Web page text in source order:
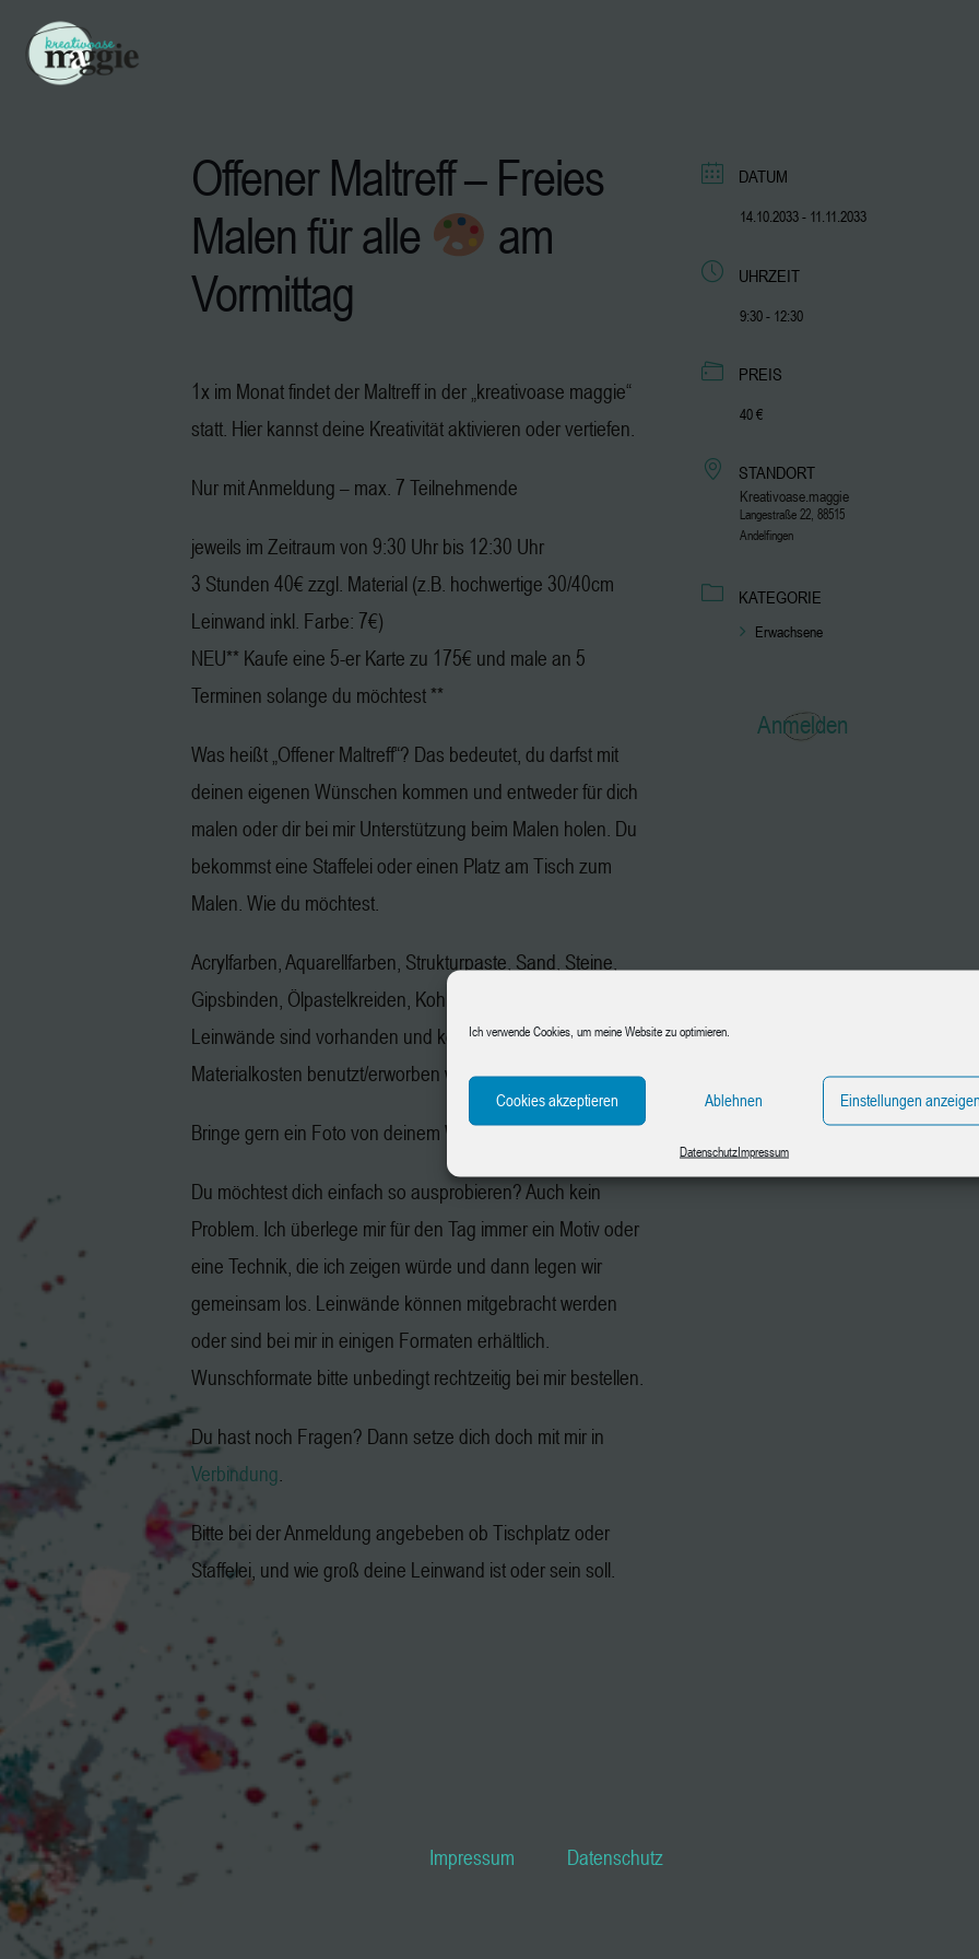
Ich verwende Cookies, um meine Website zu optimieren.
Cookies akzeptieren Ablehnen Einstellungen
DatenschutzImpressum
Offener Maltreff – Freies
Malen für alle
am
Vormittag
1x im Monat findet der Maltreff in der „kreativoase maggie“
statt. Hier kannst deine Kreativität aktivieren oder vertiefen.
Nur mit Anmeldung – max. 7 Teilnehmende
jeweils im Zeitraum von 9:30 Uhr bis 12:30 Uhr
3 Stunden 40€ zzgl. Material (z.B. hochwertige 30/40cm
Leinwand inkl. Farbe: 7€)
NEU** Kaufe eine 5-er Karte zu 175€ und male an 5
Terminen solange du möchtest **
Was heißt „Offener Maltreff“? Das bedeutet, du darfst mit
deinen eigenen Wünschen kommen und entweder für dich
malen oder dir bei mir Unterstützung beim Malen holen. Du
bekommst eine Staffelei oder einen Platz am Tisch zum
Malen. Wie du möchtest.
Acrylfarben, Aquarellfarben, Strukturpaste, Sand, Steine,
Gipsbinden, Ölpastelkreiden, Kohle, Graphit, Papier und
Leinwände sind vorhanden und können gegen
Materialkosten benutzt/erworben werden.
Bringe gern ein Foto von deinem Wunschmotiv mit.
Du möchtest dich einfach so ausprobieren? Auch kein
Problem. Ich überlege mir für den Tag immer ein Motiv oder
eine Technik, die ich zeigen würde und dann legen wir
gemeinsam los. Leinwände können mitgebracht werden
oder sind bei mir in einigen Formaten erhältlich.
Wunschformate bitte unbedingt rechtzeitig bei mir bestellen.
Du hast noch Fragen? Dann setze dich doch mit mir in
Verbindung
Bitte bei der Anmeldung angebeben ob Tischplatz oder
Staffelei, und wie groß deine Leinwand ist oder sein soll.
DATUM
14.10.2033- 11.11.2033
UHRZEIT
9:30 - 12:30
PREIS
40 €
STANDORT
Kreativoase.maggie
Langestraße 22, 88515
Andelfingen
KATEGORIE
Erwachsene
Anmelden
Impressum Datenschutz